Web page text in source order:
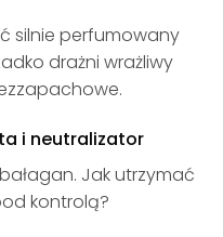
silnie perfumowany
drażni wrażliwy
i neutralizator
Jak utrzymać
kontrolą?